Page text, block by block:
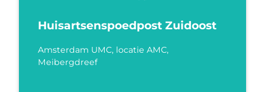
Huisartsenspoedpost Zuidoost
Amsterdam UMC, locatie AMC,
Meibergdreef